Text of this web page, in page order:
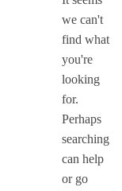
we can't
find what
you're
looking
for.
Perhaps
searching
can help
or go